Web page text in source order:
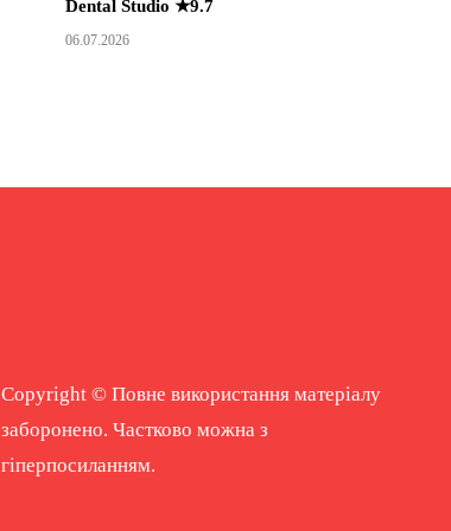
Dental Studio ★9.7
06.07.2026
Copyright © Повне використання матеріалу
заборонено. Частково можна з
гіперпосиланням.